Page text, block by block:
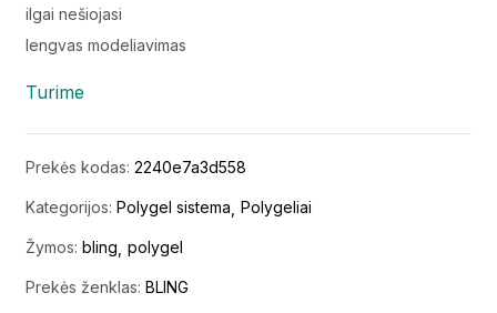
ilgai nešiojasi
lengvas modeliavimas
Turime
Prekės kodas: 2240e7a3d558
Kategorijos: Polygel sistema Polygeliai
Žymos: bling polygel
Prekės ženklas: BLING